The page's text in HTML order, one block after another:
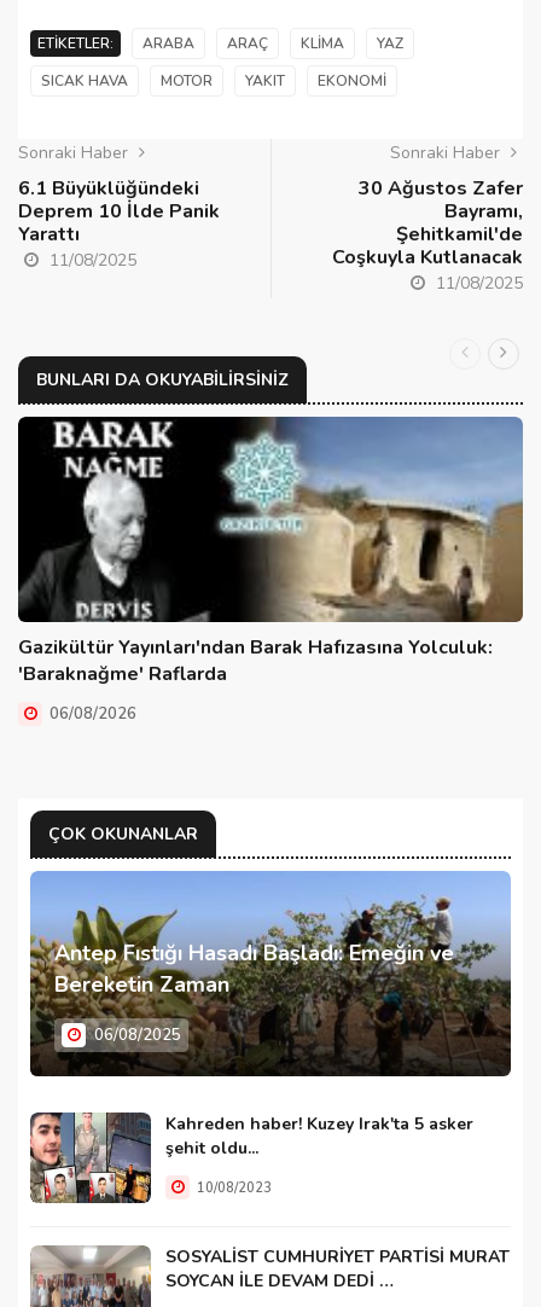
ETIKETLER: ARABA ARAÇ KLIMA
YAZ
SICAK HAVA
MOTOR YAKIT EKONOMI
Sonraki Haber
6.1 Büyüklüğündeki
Deprem 10 İlde Panik
Yarattı
11/08/2025
Sonraki Haber
30 Ağustos Zafer
Bayramı,
Şehitkamil'de
Coşkuyla Kutlanacak
11/08/2025
BUNLARI DA OKUYABILIRSINIZ
Gazikültür Yayınları'ndan Barak Hafızasına Yolculuk:
'Baraknağme' Raflarda
06/08/2026
ÇOK OKUNANLAR
Antep Fıstığı Hasadı Başladı: Emeğin ve
Bereketin Zaman
06/08/2025
Kahreden haber! Kuzey Irak'ta 5 asker
şehit oldu...
10/08/2023
SOSYALİST CUMHURİYET PARTİSİ MURAT
SOYCAN İLE DEVAM DEDİ …